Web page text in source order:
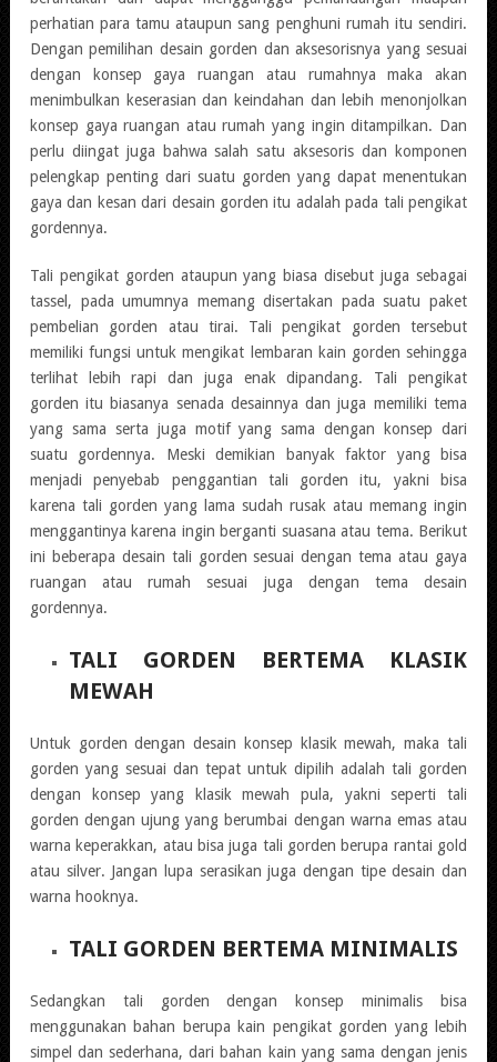
perhatian para tamu ataupun sang penghuni rumah itu sendiri.
Dengan pemilihan desain gorden dan aksesorisnya yang sesuai
dengan konsep gaya ruangan atau rumahnya maka akan
menimbulkan keserasian dan keindahan dan lebih menonjolkan
konsep gaya ruangan atau rumah yang ingin ditampilkan. Dan
perlu diingat juga bahwa salah satu aksesoris dan komponen
pelengkap penting dari suatu gorden yang dapat menentukan
gaya dan kesan dari desain gorden itu adalah pada tali pengikat
gordennya.
Tali pengikat gorden ataupun yang biasa disebut juga sebagai
tassel, pada umumnya memang disertakan pada suatu paket
pembelian gorden atau tirai. Tali pengikat gorden tersebut
memiliki fungsi untuk mengikat lembaran kain gorden sehingga
terlihat lebih rapi dan juga enak dipandang. Tali pengikat
gorden itu biasanya senada desainnya dan juga memiliki tema
yang sama serta juga motif yang sama dengan konsep dari
suatu gordennya. Meski demikian banyak faktor yang bisa
menjadi penyebab penggantian tali gorden itu, yakni bisa
karena tali gorden yang lama sudah rusak atau memang ingin
menggantinya karena ingin berganti suasana atau tema. Berikut
ini beberapa desain tali gorden sesuai dengan tema atau gaya
ruangan atau rumah sesuai juga dengan tema desain
gordennya.
TALI GORDEN BERTEMA KLASIK
MEWAH
Untuk gorden dengan desain konsep klasik mewah, maka tali
gorden yang sesuai dan tepat untuk dipilih adalah tali gorden
dengan konsep yang klasik mewah pula, yakni seperti tali
gorden dengan ujung yang berumbai dengan warna emas atau
warna keperakkan, atau bisa juga tali gorden berupa rantai gold
atau silver. Jangan lupa serasikan juga dengan tipe desain dan
warna hooknya.
TALI GORDEN BERTEMA MINIMALIS
Sedangkan tali gorden dengan konsep minimalis bisa
menggunakan bahan berupa kain pengikat gorden yang lebih
simpel dan sederhana, dari bahan kain yang sama dengan jenis